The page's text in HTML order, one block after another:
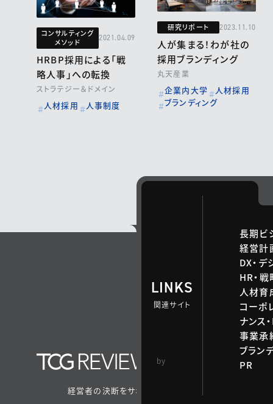
コンサルティング
メソッド
2021.04.09
HRBP採用による「戦
略人事」への転換
ストラテジー＆ドメイン
人材採用 人事制度
研究リポート 2023.11.10
人が集まる！わが社の
採用ブランディング
丸天産業
企業内大学
人材採用
ブランディング
LINKS
関連サイト
長期ビ
経営計
DX・デ
HR・
人材育
コーポ
ナンス
事業承
ブラン
PR
by
経営者の決断をサポートするメディア